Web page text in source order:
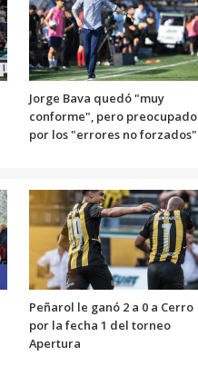
Jorge Bava quedó "muy
conforme", pero preocupado
por los "errores no forzados"
Peñarol le ganó 2 a 0 a Cerro
por la fecha 1 del torneo
Apertura